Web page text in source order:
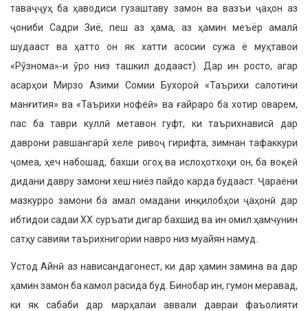
таваҷҷуҳ ба ҳаводиси гузаштаву замон ва вазъи ҷаҳон аз
ҷониби Садри Зиё, пеш аз ҳама, аз ҳамин меъёр амалӣ
шудааст ва ҳатто он як хатти асосии сужа ё муҳтавои
«Рӯзнома»-и ӯро низ ташкил додааст). Дар ин росто, агар
асарҳои Мирзо Азими Сомии Бухороӣ «Таърихи салотини
манғития» ва «Таърихи нофеӣ» ва ғайраро ба хотир оварем,
пас ба таври куллӣ метавон гуфт, ки таърихнависӣ дар
даврони равшангарӣ хеле ривоҷ гирифта, зимнан тафаккури
ҷомеа, ҳеч набошад, бахши огоҳ ва ислоҳотхоҳи он, ба воқеӣ
дидани давру замони хеш ниёз пайдо карда будааст. Ҷараёни
мазкурро замони ба амал омадани инқилобҳои ҷаҳонӣ дар
ибтидои садаи ХХ суръати дигар бахшид ва ин омил ҳамчунин
сатҳу савияи таърихнигории навро низ муайян намуд.
Устод Айнӣ аз нависандагонест, ки дар ҳамин замина ва дар
ҳамин замон ба камол расида буд. Бинобар ин, гумон меравад,
ки як сабаби дар марҳалаи аввали давраи фаъолияти